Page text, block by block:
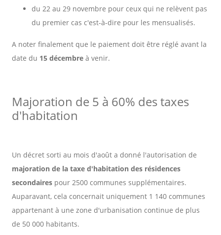
du 22 au 29 novembre pour ceux qui ne relèvent pas
du premier cas c'est-à-dire pour les mensualisés.
A noter finalement que le paiement doit être réglé avant la
date du 15 décembre à venir.
Majoration de 5 à 60% des taxes
d'habitation
Un décret sorti au mois d'août a donné l'autorisation de
majoration de la taxe d'habitation des résidences
secondaires pour 2500 communes supplémentaires.
Auparavant, cela concernait uniquement 1 140 communes
appartenant à une zone d'urbanisation continue de plus
de 50 000 habitants.